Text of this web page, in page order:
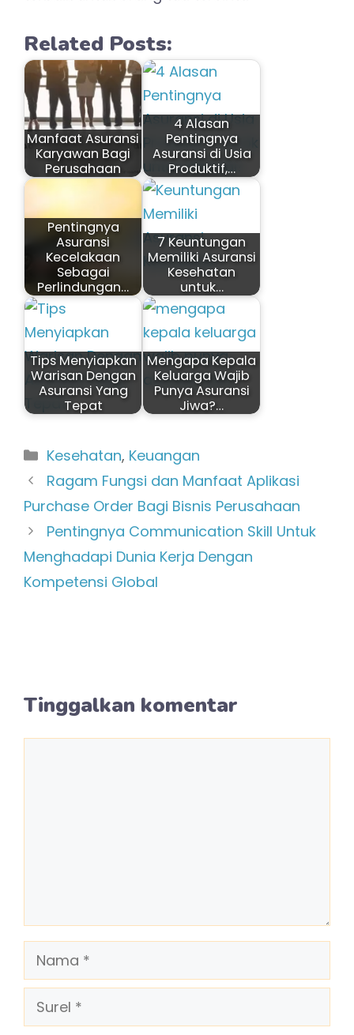
Related Posts:
Manfaat Asuransi
Karyawan Bagi
Perusahaan
4 Alasan
Pentingnya
Asuransi di Usia
Produktif,…
Pentingnya
Asuransi
Kecelakaan
Sebagai
Perlindungan…
7 Keuntungan
Memiliki Asuransi
Kesehatan
untuk…
Tips Menyiapkan
Warisan Dengan
Asuransi Yang
Tepat
Mengapa Kepala
Keluarga Wajib
Punya Asuransi
Jiwa?…
Kategori
Kesehatan, Keuangan
Ragam Fungsi dan Manfaat Aplikasi
Purchase Order Bagi Bisnis Perusahaan
Pentingnya Communication Skill Untuk
Menghadapi Dunia Kerja Dengan
Kompetensi Global
Tinggalkan komentar
Nama
Surel